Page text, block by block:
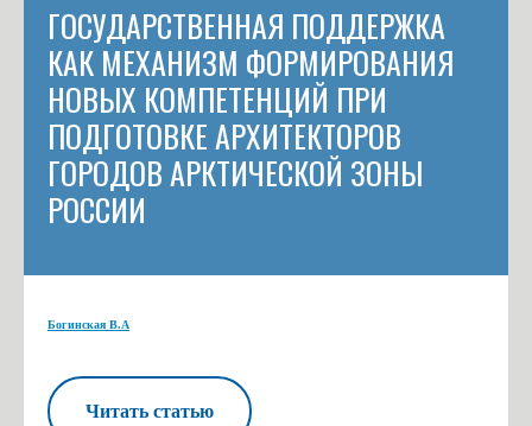
ГОСУДАРСТВЕННАЯ ПОДДЕРЖКА
КАК МЕХАНИЗМ ФОРМИРОВАНИЯ
НОВЫХ КОМПЕТЕНЦИЙ ПРИ
ПОДГОТОВКЕ АРХИТЕКТОРОВ
ГОРОДОВ АРКТИЧЕСКОЙ ЗОНЫ
РОССИИ
Богинская В.А
Читать статью